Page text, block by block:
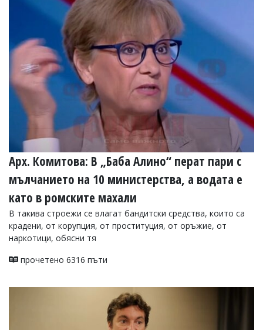
Арх. Комитова: В „Баба Алино“ перат пари с
мълчанието на 10 министерства, а водата е
като в ромските махали
В такива строежи се влагат бандитски средства, които са
крадени, от корупция, от проституция, от оръжие, от
наркотици, обясни тя
прочетено 6316 пъти